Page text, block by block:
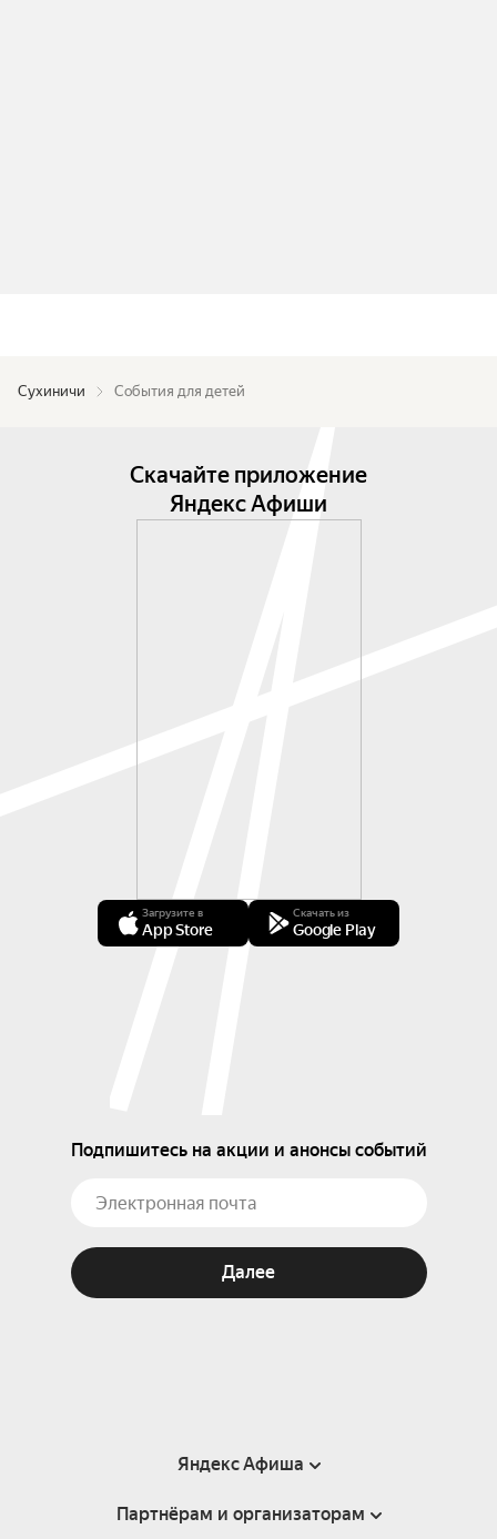
Сухиничи События для детей
Скачайте приложение
Яндекс Афиши
Загрузите в
App Store
Скачать из
Google Play
Подпишитесь на акции и анонсы событий
Далее
Яндекс Афиша
Справка
Партнёрам и организаторам